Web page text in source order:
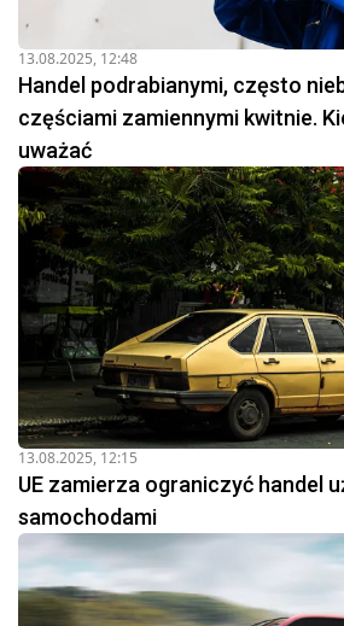
13.08.2025, 12:48
Handel podrabianymi, często
częściami zamiennymi kwitnie.
uważać
13.08.2025, 12:15
UE zamierza ograniczyć handel
samochodami